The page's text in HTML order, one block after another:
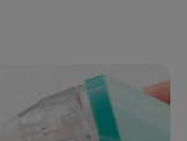
jako zbędny